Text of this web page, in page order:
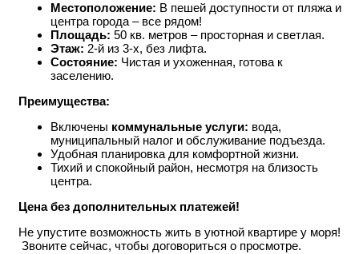
Местоположение: В пешей доступности от пляжа и
центра города – все рядом!
Площадь: 50 кв. метров – просторная и светлая.
Этаж: 2-й из 3-х, без лифта.
Состояние: Чистая и ухоженная, готова к
заселению.
Преимущества:
Включены коммунальные услуги: вода,
муниципальный налог и обслуживание подъезда.
Удобная планировка для комфортной жизни.
Тихий и спокойный район, несмотря на близость
центра.
Цена без дополнительных платежей!
Не упустите возможность жить в уютной квартире у моря!
Звоните сейчас, чтобы договориться о просмотре.